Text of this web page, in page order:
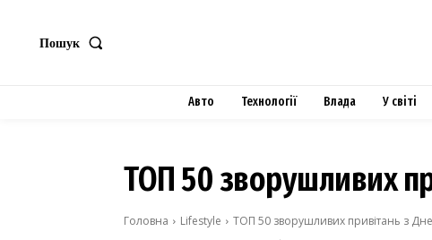
Пошук
Авто Технології Влада У світі
ТОП 50 зворушливих
Головна Lifestyle ТОП 50 зворушливих привітань з